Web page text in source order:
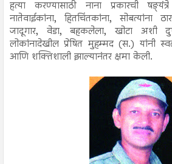
हत्या करण्यासाठी नाना प्रकारची
नातेवाईकांना, हितचिंतकांना, सोबत्यांना
जादूगार, वेडा, बहकलेला, खोटा अशी
लोकांनादेखील प्रेषित मुहम्मद (स.) यांनी
आणि शक्तिशाली झाल्यानंतर क्षमा केली.